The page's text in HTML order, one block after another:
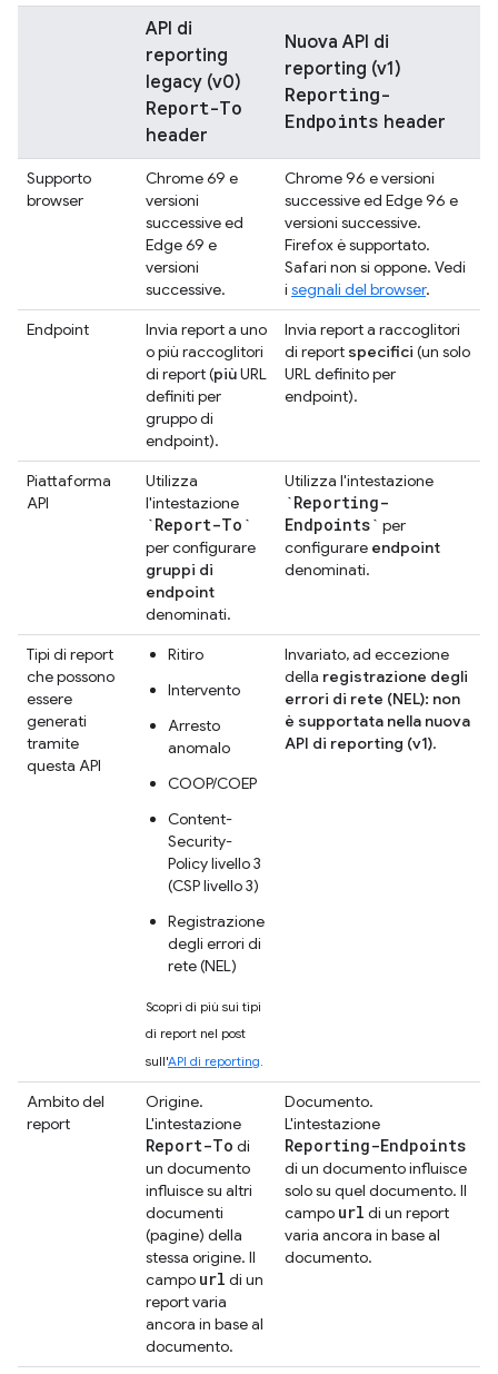
API di
reporting
legacy (v0)
Report-To
header
Nuova API di
reporting (v1)
Reporting-
Endpoints header
Supporto
browser
Chrome 69 e
versioni
successive ed
Edge 69 e
versioni
successive.
Chrome 96 e versioni
successive ed Edge 96 e
versioni successive.
Firefox è supportato.
Safari non si oppone. Vedi
i segnali del browser.
Endpoint
Invia report a uno
o più raccoglitori
di report (piùURL
definiti per
gruppo di
endpoint).
Invia report a raccoglitori
di report specifici (un solo
URL definito per
endpoint).
Piattaforma
API
Utilizza
l'intestazione
`Report-To`
per configurare
gruppi di
endpoint
denominati.
Utilizza l'intestazione
`Reporting-
Endpoints` per
configurare endpoint
denominati.
Tipi di report
che possono
essere
generati
tramite
questa API
Ritiro
Intervento
Arresto
anomalo
COOP/COEP
Content-
Security-
Policy livello 3
(CSP livello 3)
Registrazione
degli errori di
rete (NEL)
Scopri di più sui tipi
di report nel post
sull'API di reporting.
Invariato, ad eccezione
della registrazione degli
errori di rete (NEL): non
è supportata nella nuova
API di reporting (v1).
Ambito del
report
Origine.
L'intestazione
Report-To di
un documento
influisce su altri
documenti
(pagine) della
stessa origine. Il
campo url di un
report varia
ancora in base al
documento.
Documento.
L'intestazione
Reporting-Endpoints
di un documento influisce
solo su quel documento. Il
campo url di un report
varia ancora in base al
documento.